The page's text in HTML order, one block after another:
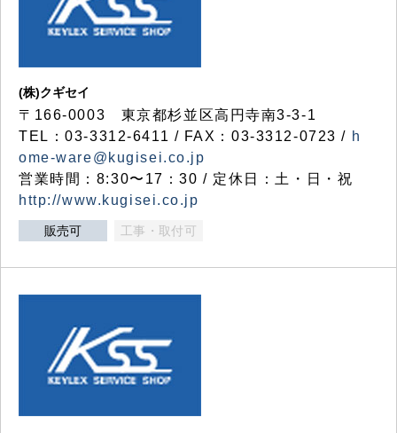
(株)クギセイ
〒166-0003 東京都杉並区高円寺南3-3-1
TEL：03-3312-6411 / FAX：03-3312-0723 / h
ome-ware@kugisei.co.jp
営業時間：8:30〜17：30 / 定休日：土・日・祝
http://www.kugisei.co.jp
販売可 工事・取付可